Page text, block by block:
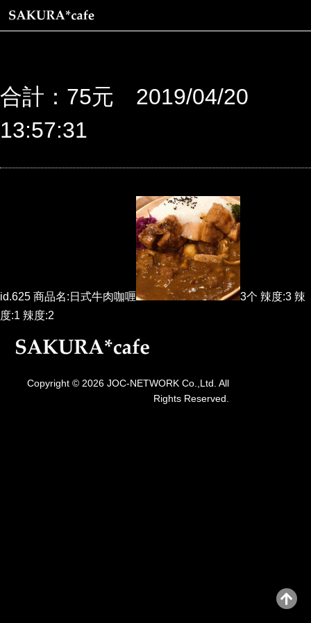
合計：75元 2019/04/20
13:57:31
id.625 商品名:日式牛肉咖喱
3个 辣度:3 辣
度:1 辣度:2
Copyright © 2026 JOC-NETWORK Co.,Ltd. All
Rights Reserved.